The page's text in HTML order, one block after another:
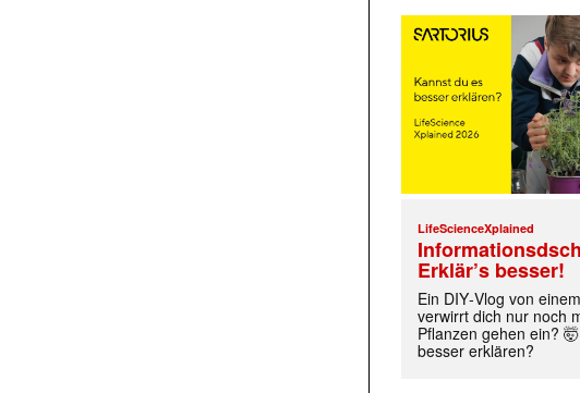
LifeScienceXplained
Erklär’s besser!
Ein DIY‑Vlog von
verwirrt dich nur noch
Pflanzen gehen ein?
besser erklären?